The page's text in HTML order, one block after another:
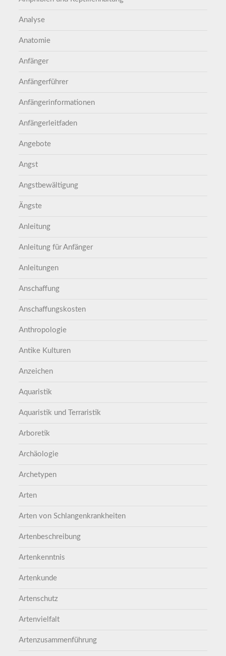
Analyse
Anatomie
Anfänger
Anfängerführer
Anfängerinformationen
Anfängerleitfaden
Angebote
Angst
Angstbewältigung
Ängste
Anleitung
Anleitung für Anfänger
Anleitungen
Anschaffung
Anschaffungskosten
Anthropologie
Antike Kulturen
Anzeichen
Aquaristik
Aquaristik und Terraristik
Arboretik
Archäologie
Archetypen
Arten
Arten von Schlangenkrankheiten
Artenbeschreibung
Artenkenntnis
Artenkunde
Artenschutz
Artenvielfalt
Artenzusammenführung